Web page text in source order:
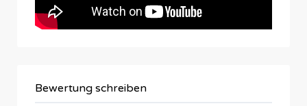
Bewertung schreiben